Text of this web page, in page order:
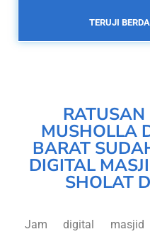
TERUJI
MUSHOLLA
BARAT
DIGITAL
SHOLAT
Jam digital